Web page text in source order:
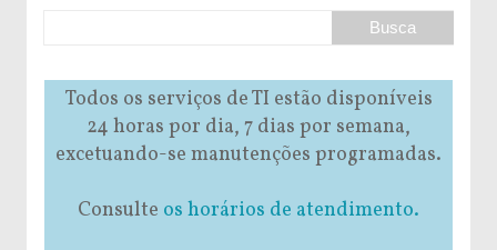
Todos os serviços de TI estão disponíveis
24 horas por dia, 7 dias por semana,
excetuando-se manutenções programadas.
Consulte os horários de atendimento.